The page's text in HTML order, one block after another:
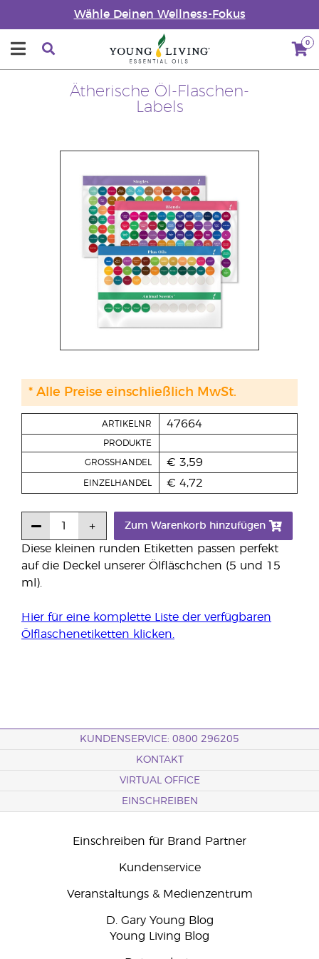
Wähle Deinen Wellness-Fokus
0
Ätherische Öl-Flaschen-
Labels
Diese kleinen runden Etiketten passen perfekt
auf die Deckel unserer Ölfläschchen (5 und 15
ml).
Hier für eine komplette Liste der verfügbaren
Ölflaschenetiketten klicken.
ARTIKELNR 47664
PRODUKTE
GROSSHANDEL € 3,59
EINZELHANDEL € 4,72
Zum Warenkorb hinzufügen
* Alle Preise einschließlich MwSt.
KUNDENSERVICE: 0800 296205
KONTAKT
VIRTUAL OFFICE
EINSCHREIBEN
Einschreiben für Brand Partner
Kundenservice
Veranstaltungs & Medienzentrum
D. Gary Young Blog
Young Living Blog